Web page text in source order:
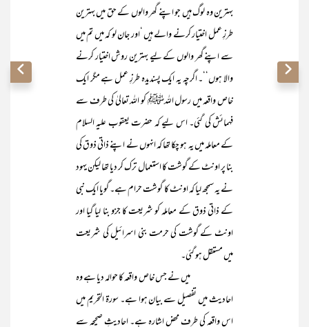
بہترین وہ لوگ ہیں جو اپنے گھر والوں کے حق میں بہترین
طرزِ عمل اختیار کرنے والے ہیں ‘اور جان لو کہ میں تم میں
سے اپنے گھر والوں کے لیے بہترین روش اختیار کرنے
والا ہوں‘‘۔ اگرچہ یہ ایک پسندیدہ طرزِ عمل ہے مگر ایک
خاص واقعہ میں رسول اللہﷺ کو اللہ تعالیٰ کی طرف سے
فہمائش کی گئی۔ اس لیے کہ حضرت یعقوب علیہ السلام
کے معاملہ میں یہ ہو چکا تھا کہ انہوں نے اپنے ذاتی ذوق کی
بنا پر اونٹ کے گوشت کا استعمال ترک کر دیا تھا لیکن یہود
نے یہ سمجھ لیا کہ اونٹ کا گوشت حرام ہے۔ گویا ایک نبی
کے ذاتی ذوق کے معاملہ کو شریعت کا جزو بنا لیا گیا اور
اونٹ کے گوشت کی حرمت بنی اسرائیل کی شریعت
میں مستقل ہو گئی۔
میں نے جس خاص واقعہ کا حوالہ دیا ہے وہ
احادیث میں تفصیل سے بیان ہوا ہے۔ سورۃ التحریم میں
اس واقعہ کی طرف محض اشارہ ہے۔ احادیثِ صحیحہ سے